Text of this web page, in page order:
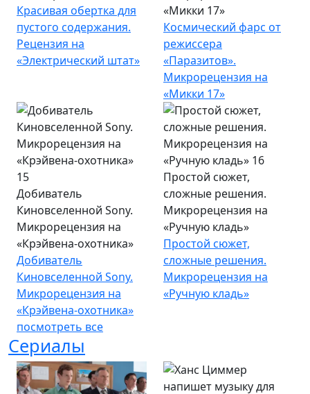
Красивая обертка для
пустого содержания.
Рецензия на
«Электрический штат»
«Микки 17»
Космический фарс от
режиссера
«Паразитов».
Микрорецензия на
«Микки 17»
Добиватель
Киновселенной Sony.
Микрорецензия на
«Крэйвена-охотника»
Добиватель
Киновселенной Sony.
Микрорецензия на
«Крэйвена-охотника»
Простой сюжет,
сложные решения.
Микрорецензия на
«Ручную кладь»
Простой сюжет,
сложные решения.
Микрорецензия на
«Ручную кладь»
посмотреть все
Сериалы